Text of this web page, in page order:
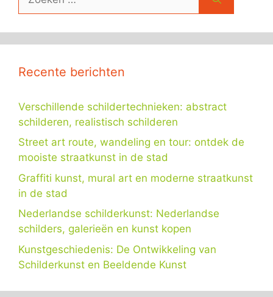
naar:
Recente berichten
Verschillende schildertechnieken: abstract
schilderen, realistisch schilderen
Street art route, wandeling en tour: ontdek de
mooiste straatkunst in de stad
Graffiti kunst, mural art en moderne straatkunst
in de stad
Nederlandse schilderkunst: Nederlandse
schilders, galerieën en kunst kopen
Kunstgeschiedenis: De Ontwikkeling van
Schilderkunst en Beeldende Kunst